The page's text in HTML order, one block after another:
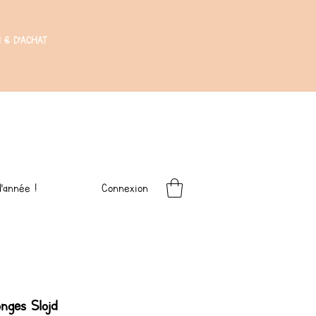
D'ACHAT
! Connexion
Slojd